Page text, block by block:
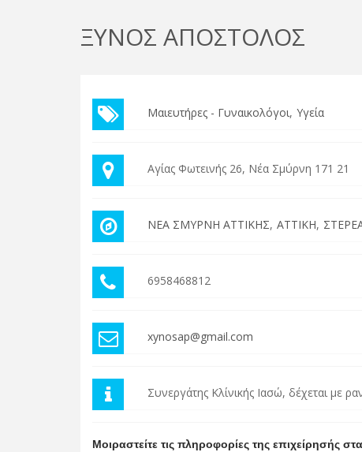
ΞΥΝΟΣ ΑΠΟΣΤΟΛΟΣ
Μαιευτήρες - Γυναικολόγοι Υγεία
Αγίας Φωτεινής 26, Νέα Σμύρνη 171 21
ΝΕΑ ΣΜΥΡΝΗ ΑΤΤΙΚΗΣ ΑΤΤΙΚΗ
6958468812
xynosap@gmail.com
Συνεργάτης Κλίνικής Ιασώ, δέχεται με
Μοιραστείτε τις πληροφορίες της επιχείρησής